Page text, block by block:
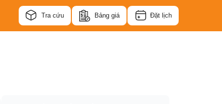
Tra cứu Bảng giá Đặt lịch